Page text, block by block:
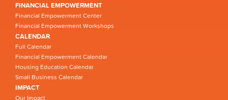
FINANCIAL EMPOWERMENT
Financial Empowerment Center
Financial Empowerment Workshops
CALENDAR
Full Calendar
Financial Empowerment Calendar
Housing Education Calendar
Small Business Calendar
IMPACT
Our Impact